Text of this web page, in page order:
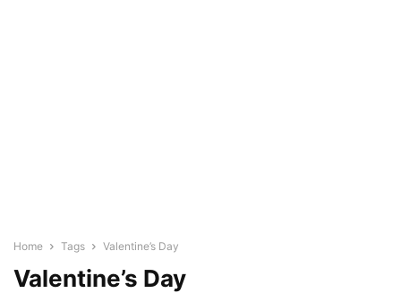
Home Tags Valentine’s Day
Valentine’s Day